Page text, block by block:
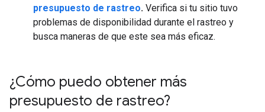
presupuesto de rastreo. Verifica si tu sitio tuvo
problemas de disponibilidad durante el rastreo y
busca maneras de que este sea más eficaz.
¿Cómo puedo obtener más
presupuesto de rastreo?